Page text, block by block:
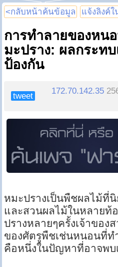
<กลับหน้าค้นข้อมูล แจ้งลิงค์ใ
การทำลายของหน
มะปราง: ผลกระท
ป้องกัน
tweet
172.70.142.35
หมะปรางเป็นพืชผลไม้ที่
และสวนผลไม้ในหลายท้
ปรางหลายๆครั้งเจ้าขอ
ของศัตรูพืชเช่นหนอนที่ท
คือหนึ่งในปัญหาที่อาจพบ